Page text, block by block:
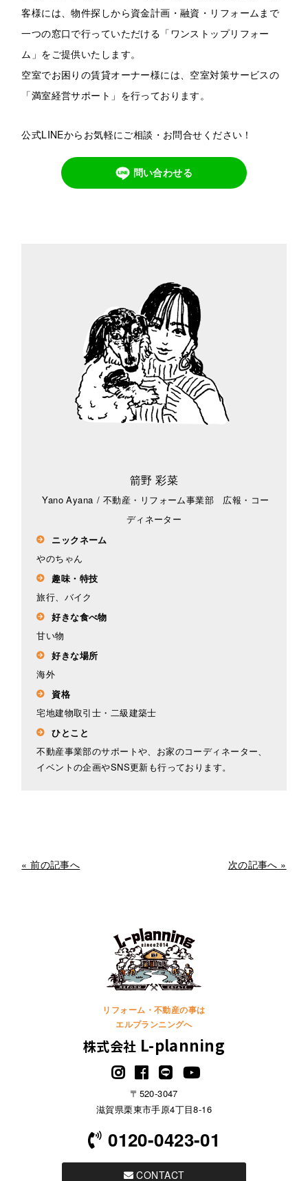
客様には、物件探しから資金計画・融資・リフォームまで
一つの窓口で行っていただける「ワンストップリフォー
ム」をご提供いたします。
空室でお困りの賃貸オーナー様には、空室対策サービスの
「満室経営サポート」を行っております。
公式LINEからお気軽にご相談・お問合せください！
問い合わせる
箭野 彩菜
Yano Ayana / 不動産・リフォーム事業部 広報・コー
ディネーター
ニックネーム
やのちゃん
趣味・特技
旅行、バイク
好きな食べ物
甘い物
好きな場所
海外
資格
宅地建物取引士・二級建築士
ひとこと
不動産事業部のサポートや、お家のコーディネーター、
イベントの企画やSNS更新も行っております。
« 前の記事へ 次の記事へ »
リフォーム・不動産の事は
エルプランニングへ
株式会社 L-planning
〒520-3047
滋賀県栗東市手原4丁目8-16
0120-0423-01
CONTACT